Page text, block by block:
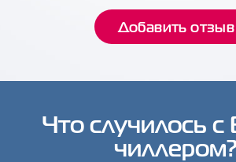
Добавить отзыв
Что случилось